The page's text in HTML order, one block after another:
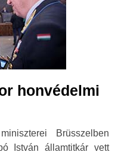
honvédelmi
Brüsszelben
István államtitkár vett